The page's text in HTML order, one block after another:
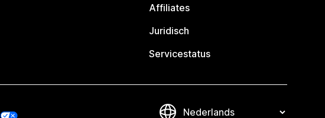
Affiliates
Juridisch
Servicestatus